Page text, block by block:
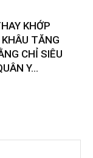
KHỚP
TĂNG
CHỈ SIÊU
Y...